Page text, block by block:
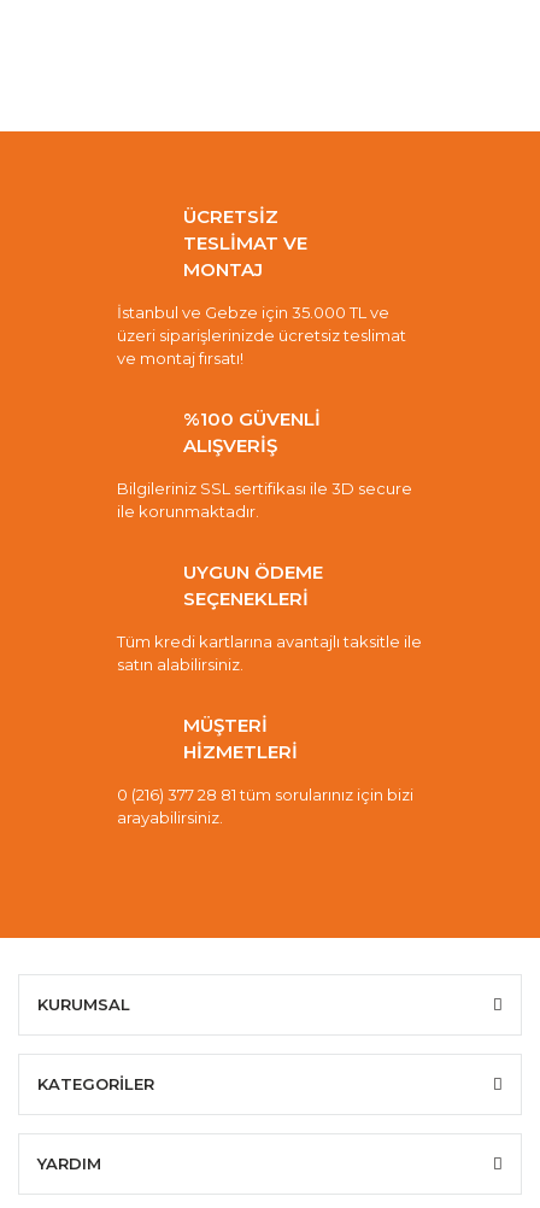
ÜCRETSİZ
TESLİMAT VE
MONTAJ
İstanbul ve Gebze için 35.000 TL ve
üzeri siparişlerinizde ücretsiz teslimat
ve montaj fırsatı!
%100 GÜVENLİ
ALIŞVERİŞ
Bilgileriniz SSL sertifikası ile 3D secure
ile korunmaktadır.
UYGUN ÖDEME
SEÇENEKLERİ
Tüm kredi kartlarına avantajlı taksitle ile
satın alabilirsiniz.
MÜŞTERİ
HİZMETLERİ
0 (216) 377 28 81 tüm sorularınız için bizi
arayabilirsiniz.
KURUMSAL
KATEGORİLER
YARDIM